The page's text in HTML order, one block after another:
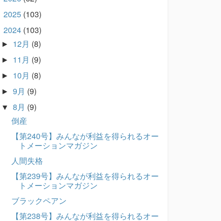
2025 (103)
2024 (103)
► 12月 (8)
► 11月 (9)
► 10月 (8)
► 9月 (9)
▼ 8月 (9)
倒産
【第240号】みんなが利益を得られるオー
トメーションマガジン
人間失格
【第239号】みんなが利益を得られるオー
トメーションマガジン
ブラックペアン
【第238号】みんなが利益を得られるオー